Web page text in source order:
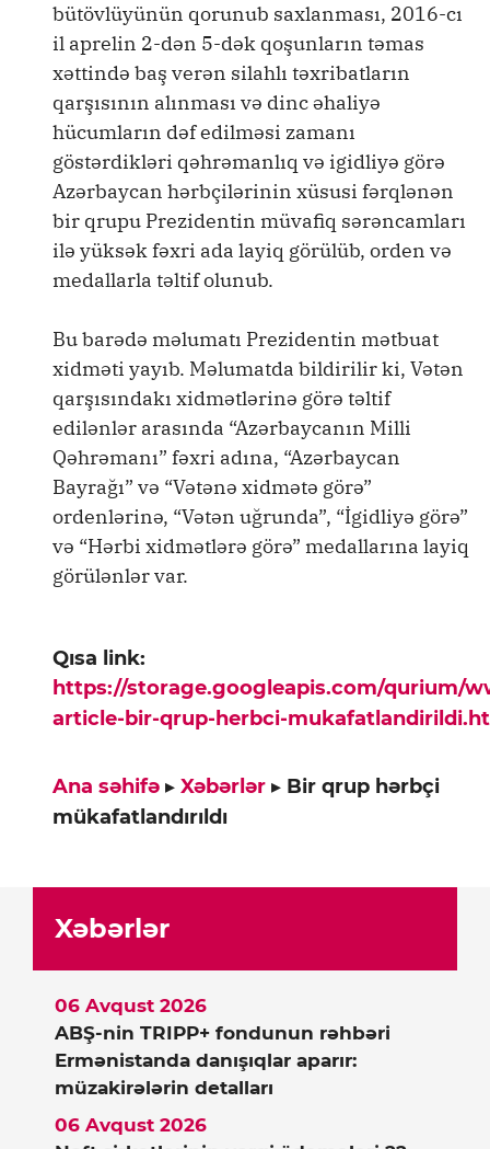
bütövlüyünün qorunub saxlanması, 2016-cı
il aprelin 2-dən 5-dək qoşunların təmas
xəttində baş verən silahlı təxribatların
qarşısının alınması və dinc əhaliyə
hücumların dəf edilməsi zamanı
göstərdikləri qəhrəmanlıq və igidliyə görə
Azərbaycan hərbçilərinin xüsusi fərqlənən
bir qrupu Prezidentin müvafiq sərəncamları
ilə yüksək fəxri ada layiq görülüb, orden və
medallarla təltif olunub.
Bu barədə məlumatı Prezidentin mətbuat
xidməti yayıb. Məlumatda bildirilir ki, Vətən
qarşısındakı xidmətlərinə görə təltif
edilənlər arasında “Azərbaycanın Milli
Qəhrəmanı” fəxri adına, “Azərbaycan
Bayrağı” və “Vətənə xidmətə görə”
ordenlərinə, “Vətən uğrunda”, “İgidliyə görə”
və “Hərbi xidmətlərə görə” medallarına layiq
görülənlər var.
Qısa link:
https://storage.googleapis.com/qurium/
article-bir-qrup-herbci-
Ana səhifə ▸ Xəbərlər ▸ Bir qrup hərbçi
mükafatlandırıldı
Xəbərlər
ABŞ-nin TRIPP+ fondunun rəhbəri
Ermənistanda danışıqlar aparır:
müzakirələrin detalları
06 Avqust 2026
06 Avqust 2026